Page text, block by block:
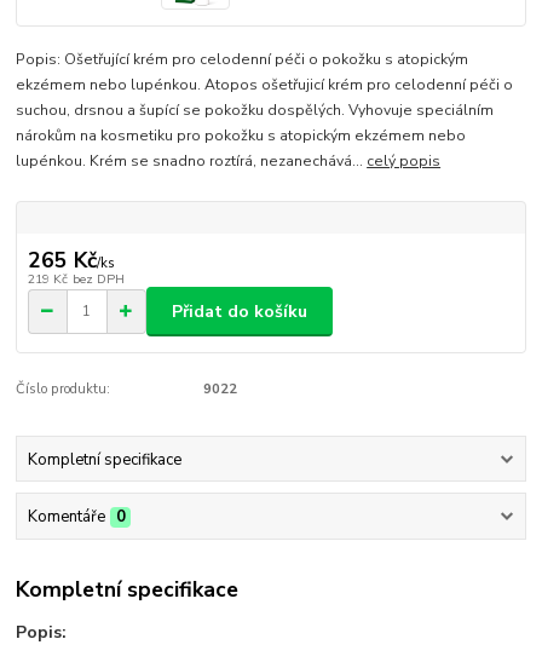
Popis: Ošetřující krém pro celodenní péči o pokožku s atopickým
ekzémem nebo lupénkou. Atopos ošetřujicí krém pro celodenní péči o
suchou, drsnou a šupící se pokožku dospělých. Vyhovuje speciálním
nárokům na kosmetiku pro pokožku s atopickým ekzémem nebo
lupénkou. Krém se snadno roztírá, nezanechává... celý popis
265 Kč/ks
219 Kč bez DPH
Přidat do košíku
Číslo produktu: 9022
Kompletní specifikace
Komentáře 0
Kompletní specifikace
Popis: